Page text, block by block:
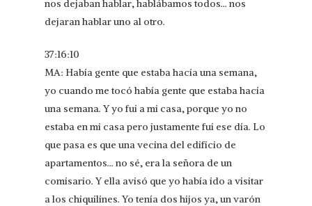
nos dejaban hablar, hablábamos todos… nos
dejaran hablar uno al otro.
37:16:10
MA: Había gente que estaba hacía una semana,
yo cuando me tocó había gente que estaba hacía
una semana. Y yo fui a mi casa, porque yo no
estaba en mi casa pero justamente fui ese día. Lo
que pasa es que una vecina del edificio de
apartamentos… no sé, era la señora de un
comisario. Y ella avisó que yo había ido a visitar
a los chiquilines. Yo tenía dos hijos ya, un varón